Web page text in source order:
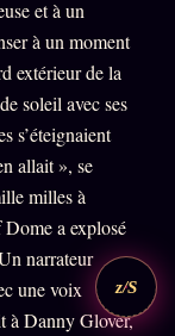
et à un
à un moment
extérieur de la
soleil avec ses
s’éteignaient
allait », se
milles à
a explosé
narrateur
une voix
à Danny Glover,
z/S